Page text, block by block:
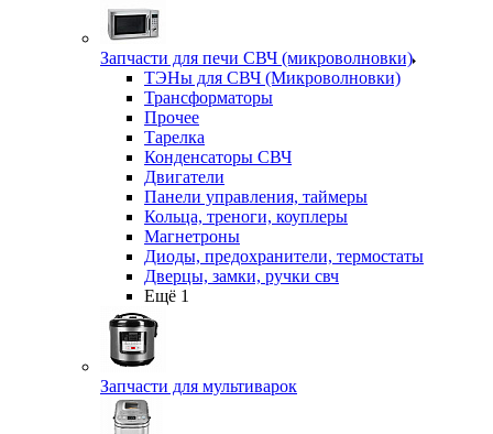
Запчасти для печи СВЧ (микроволновки)
ТЭНы для СВЧ (Микроволновки)
Трансформаторы
Прочее
Тарелка
Конденсаторы СВЧ
Двигатели
Панели управления, таймеры
Кольца, треноги, коуплеры
Магнетроны
Диоды, предохранители, термостаты
Дверцы, замки, ручки свч
Ещё 1
Запчасти для мультиварок